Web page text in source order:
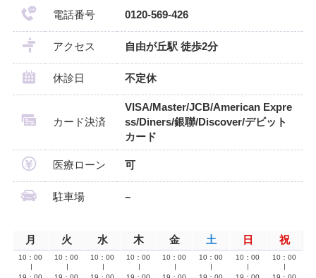
電話番号 0120-569-426
アクセス 自由が丘駅 徒歩2分
休診日 不定休
カード決済
VISA/Master/JCB/American Expre
ss/Diners/銀聯/Discover/デビット
カード
医療ローン 可
駐車場 –
月 火 水 木 金 土 日 祝
10：00
10：00
10：00
10：00
10：00
10：00
10：00
10：00